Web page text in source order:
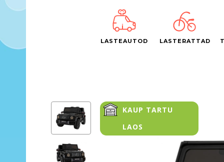
LASTEAUTOD LASTERATTAD
KAUP TARTU
LAOS